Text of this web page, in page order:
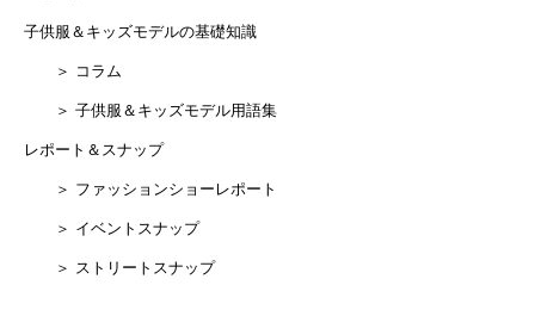
子供服＆キッズモデルの基礎知識
＞ コラム
＞ 子供服＆キッズモデル用語集
レポート＆スナップ
＞ ファッションショーレポート
＞ イベントスナップ
＞ ストリートスナップ